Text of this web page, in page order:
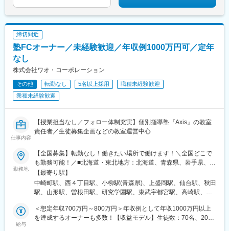
受注額の割引率によって変動します。【新人月収例】契約開始5カ
月／Aさん：月収122万円契約開始7カ月／Bさん：月収107万円契
87万円
締切間近
塾FCオーナー／未経験歓迎／年収例1000万円可／定年
なし
株式会社ワオ・コーポレーション
その他 転勤なし 5名以上採用
職種未経験歓迎
業種未経験歓迎
仕事内容
【授業担当なし／フォロー体制充実】個別指導塾『Axis』の教室
責任者／生徒募集企画などの教室運営中心
勤務地
【全国募集】転勤なし！働きたい場所で働けます！＼全国どこで
も勤務可能！／■北海道・東北地方：北海道、青森県、岩手県、秋
田県、宮城県、山形県、福島県■関東地方：東京都、千葉県、栃木
県、群馬県、埼玉県、神奈川県、茨城県、山梨県■中部地方：新潟
県、富山県、長野県、石川県、福井県、岐阜県、愛知県、静岡
県、和歌山県■中国・四国地方：岡山県、広島県、鳥取県、島根
県、山口県、徳島県、香川県、愛媛県、高知県■九州・沖縄地方：
【最寄り駅】
中崎町駅、西４丁目駅、小柳駅(青森県)、上盛岡駅、仙台駅、秋田
駅、山形駅、曽根田駅、研究学園駅、東武宇都宮駅、高崎駅、南
駅、速星駅、野町駅、福井駅、常永駅、本郷駅(長野県)、北方真桑
駅、音羽町駅、藤が丘駅(愛知県)、南日永駅、草津駅(滋賀県)、烏
給与
＜想定年収700万円～800万円＞年収例として年収1000万円以上
を達成するオーナーも多数！【収益モデル】生徒数：70名、20坪